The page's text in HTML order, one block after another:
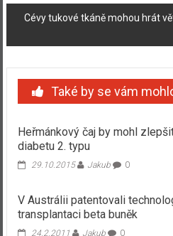
Cévy tukové tkáně mohou hrát
Také by se vám
Heřmánkový čaj by mohl
diabetu 2. typu
29.10.2015 Jakub 0
V Austrálii patentovali
transplantaci beta buněk
24.2.2011 Jakub 0